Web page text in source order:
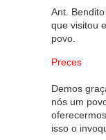
Ant.
que visitou
povo.
Preces
Demos
nós um
isso o